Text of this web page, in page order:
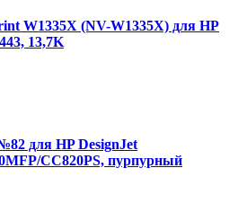
W1335X (NV-W1335X) для HP
13,7K
для HP DesignJet
CC820PS, пурпурный